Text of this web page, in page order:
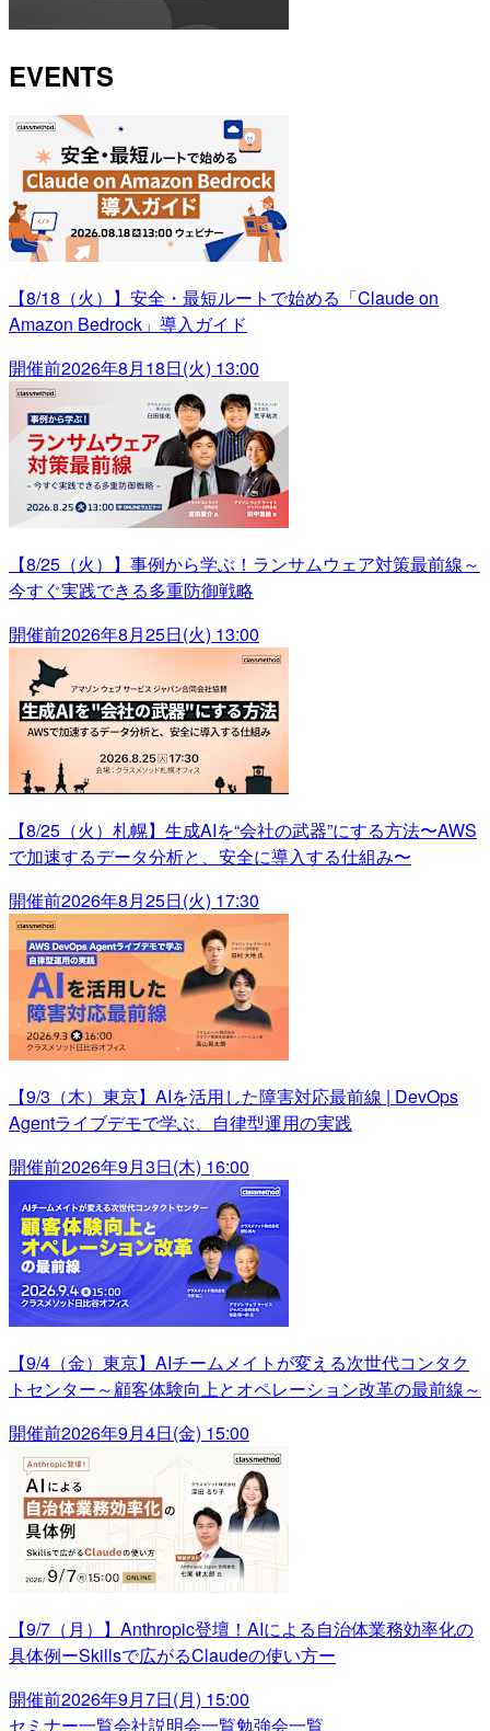
EVENTS
【8/18（火）】安全・最短ルートで始める「Claude on
Amazon Bedrock」導入ガイド
開催前2026年8月18日(火) 13:00
【8/25（火）】事例から学ぶ！ランサムウェア対策最前線～
今すぐ実践できる多重防御戦略
開催前2026年8月25日(火) 13:00
【8/25（火）札幌】生成AIを“会社の武器”にする方法〜AWS
で加速するデータ分析と、安全に導入する仕組み〜
開催前2026年8月25日(火) 17:30
【9/3（木）東京】AIを活用した障害対応最前線 | DevOps
Agentライブデモで学ぶ、自律型運用の実践
開催前2026年9月3日(木) 16:00
【9/4（金）東京】AIチームメイトが変える次世代コンタク
トセンター～顧客体験向上とオペレーション改革の最前線～
開催前2026年9月4日(金) 15:00
【9/7（月）】Anthropic登壇！AIによる自治体業務効率化の
具体例ーSkillsで広がるClaudeの使い方ー
開催前2026年9月7日(月) 15:00
セミナー一覧会社説明会一覧勉強会一覧